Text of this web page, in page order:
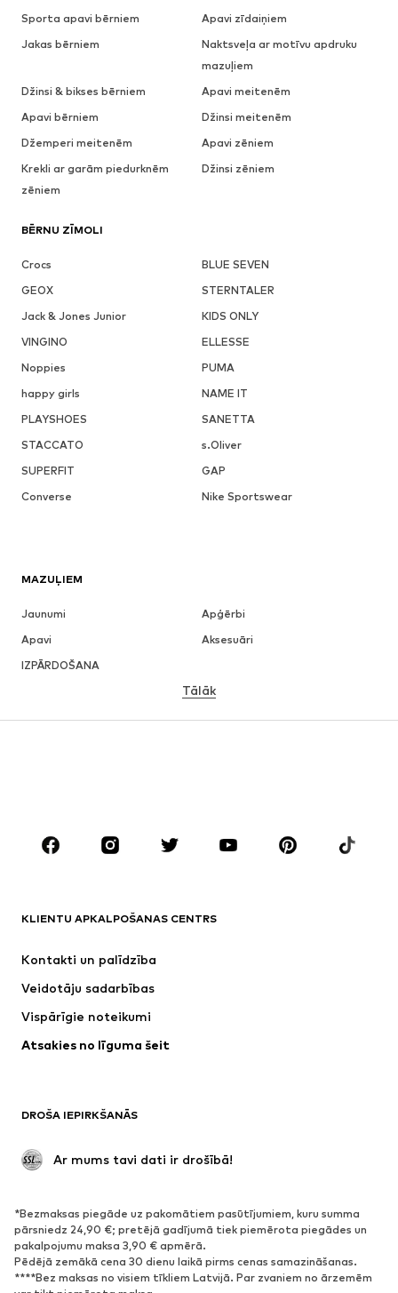
Sporta apavi bērniem
Apavi zīdaiņiem
Jakas bērniem
Naktsveļa ar motīvu apdruku
mazuļiem
Džinsi & bikses bērniem
Apavi meitenēm
Apavi bērniem
Džinsi meitenēm
Džemperi meitenēm
Apavi zēniem
Krekli ar garām piedurknēm
zēniem
Džinsi zēniem
BĒRNU ZĪMOLI
Crocs
BLUE SEVEN
GEOX
STERNTALER
Jack & Jones Junior
KIDS ONLY
VINGINO
ELLESSE
Noppies
PUMA
happy girls
NAME IT
PLAYSHOES
SANETTA
STACCATO
s.Oliver
SUPERFIT
GAP
Converse
Nike Sportswear
MAZUĻIEM
Jaunumi
Apģērbi
Apavi
Aksesuāri
IZPĀRDOŠANA
ZĪMOLI
ADIDAS SPORTSWEAR
Nike Sportswear
NIKE
Tālāk
KLIENTU APKALPOŠANAS CENTRS
Kontakti un palīdzība
Veidotāju sadarbības
Vispārīgie noteikumi
Atsakies no līguma šeit
DROŠA IEPIRKŠANĀS
Ar mums tavi dati ir drošībā!
*Bezmaksas piegāde uz pakomātiem pasūtījumiem, kuru summa
pārsniedz 24,90 €; pretējā gadījumā tiek piemērota piegādes un
pakalpojumu maksa 3,90 € apmērā.
Pēdējā zemākā cena 30 dienu laikā pirms cenas samazināšanas.
****Bez maksas no visiem tīkliem Latvijā. Par zvaniem no ārzemēm